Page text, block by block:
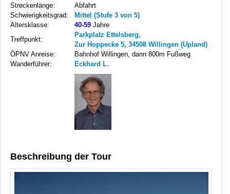
Streckenlänge:
Abfahrt
Schwierigkeitsgrad:
Mittel (Stufe 3 von 5)
Altersklasse:
40-59 Jahre
Treffpunkt:
Parkplatz Ettelsberg,
Zur Hoppecke 5, 34508 Willingen (Upland)
ÖPNV Anreise:
Bahnhof Willingen, dann 800m Fußweg
Wanderführer:
Eckhard L.
Beschreibung der Tour